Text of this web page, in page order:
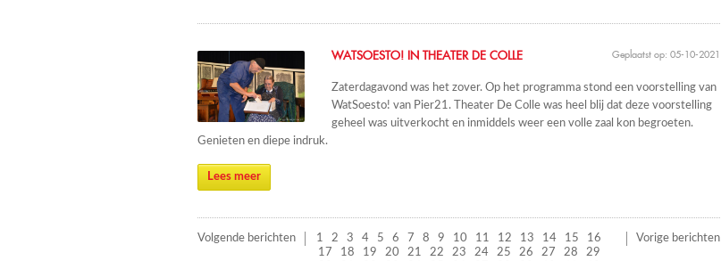
Geplaatst op: 05-10-2021
WATSOESTO! IN THEATER DE COLLE
Zaterdagavond was het zover. Op het programma stond een voorstelling van
WatSoesto! van Pier21. Theater De Colle was heel blij dat deze voorstelling
geheel was uitverkocht en inmiddels weer een volle zaal kon begroeten.
Genieten en diepe indruk.
Lees meer
Volgende berichten 1 2 3 4 5 6 7 8 9 10 11 12 13 14 15
16
17
18 19 20 21 22 23 24 25 26 27 28
29
Vorige berichten